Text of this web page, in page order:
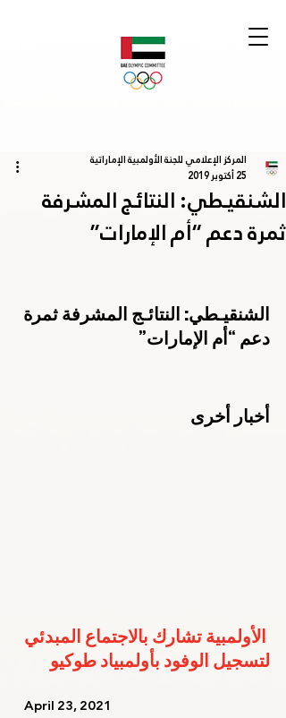
الشنقيـطي: النتائـج المشرفة
ثمرة دعم “أم الإمارات”
المركز الإعلامي للجنة الأولمبية الإماراتية
25 أكتوبر 2019
الشنقيـطي: النتائـج المشرفة ثمرة
دعم “أم الإمارات”
أخبار أخرى
الأولمبية تشارك بالاجتماع المبدئي
لتسجيل الوفود بأولمبياد طوكيو
   April 23, 2021